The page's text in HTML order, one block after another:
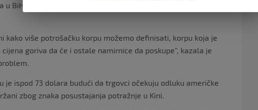
BiH biti ogroman udar na potrošače jer su automobili, kako
kako više potrošačku korpu možemo definisati, korpu koja je
goriva da će i ostale namirnice da poskupe”, kazala je
ispod 73 dolara budući da trgovci očekuju odluku američke
zbog znaka posustajanja potražnje u Kini.